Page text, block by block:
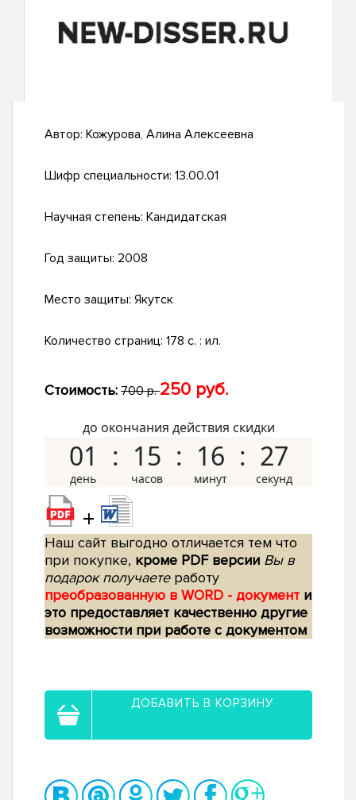
Автор: Кожурова, Алина Алексеевна
Шифр специальности: 13.00.01
Научная степень: Кандидатская
Год защиты: 2008
Место защиты: Якутск
Количество страниц: 178 с. : ил.
Стоимость: 700 р.250 руб.
до окончания действия скидки
01 15 16 26
+
Наш сайт выгодно отличается тем что
при покупке, кроме PDF версии Вы в
подарок получаетеработу
преобразованную в WORD - документ и
это предоставляет качественно другие
возможности при работе с документом
ДОБАВИТЬ В КОРЗИНУ